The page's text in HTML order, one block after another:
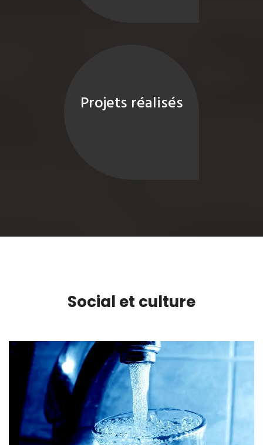
Projets réalisés
Social et culture